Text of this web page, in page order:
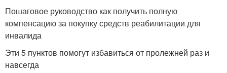
Пошаговое руководство как получить полную
компенсацию за покупку средств реабилитации для
инвалида
Эти 5 пунктов помогут избавиться от пролежней раз и
навсегда